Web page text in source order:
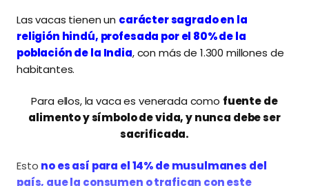
Las vacas tienen un carácter sagrado en la
religión hindú, profesada por el 80% de la
población de la India, con más de 1.300 millones de
habitantes.
Para ellos, la vaca es venerada como fuente de
alimento y símbolo de vida, y nunca debe ser
sacrificada.
Esto no es así para el 14% de musulmanes del
país, que la consumen o trafican con este